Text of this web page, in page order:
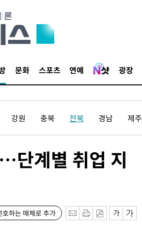
문화 스포츠 연예 광장
강원 충북 전북 경남 제주
단계별 취업 지
호하는 매체로 추가